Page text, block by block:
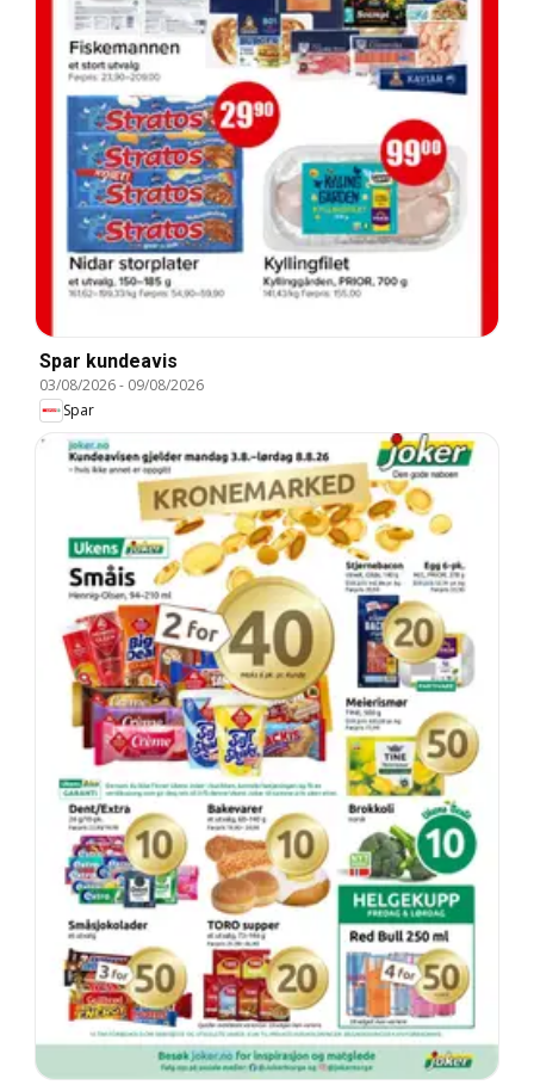
Spar kundeavis
03/08/2026- 09/08/2026
Spar